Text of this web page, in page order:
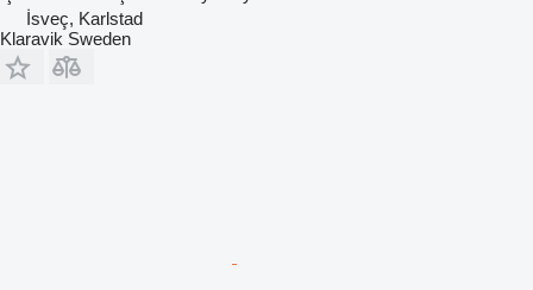
İsveç, Karlstad
Klaravik Sweden